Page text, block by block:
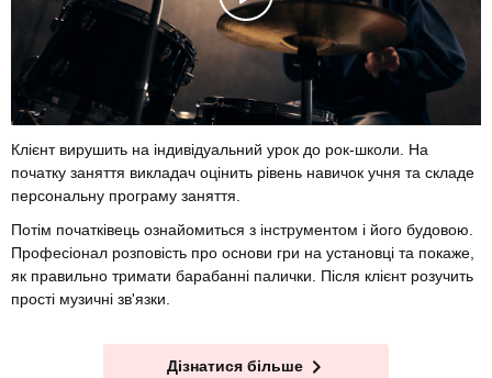
Клієнт вирушить на індивідуальний урок до рок-школи. На
початку заняття викладач оцінить рівень навичок учня та складе
персональну програму заняття.
Потім початківець ознайомиться з інструментом і його будовою.
Професіонал розповість про основи гри на установці та покаже,
як правильно тримати барабанні палички. Після клієнт розучить
прості музичні зв'язки.
Дізнатися більше